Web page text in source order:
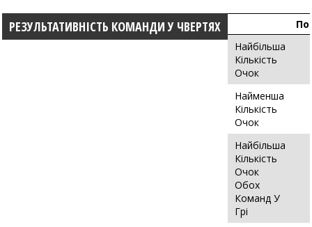
РЕЗУЛЬТАТИВНІСТЬ КОМАНДИ У ЧВЕРТЯХ
Найбільша
Кількість
Очок
Найменша
Кількість
Очок
Найбільша
Кількість
Очок
Обох
Команд У
Грі